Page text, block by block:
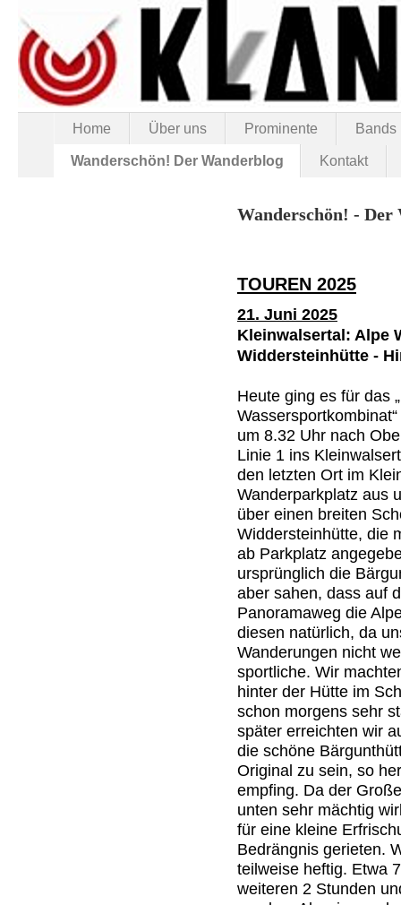
Home Über uns Prominente Bands
Wanderschön! Der Wanderblog Kontakt
Wanderschön! - Der
TOUREN 2025
21. Juni 2025
Kleinwalsertal: Alpe
Widdersteinhütte -
Heute ging es für das
um 8.32 Uhr nach
Linie 1 ins
den letzten Ort im
Wanderparkplatz aus
über einen breiten
Widdersteinhütte, die
ab Parkplatz
ursprünglich die
aber sahen, dass auf
Panoramaweg die
diesen natürlich, da
Wanderungen nicht
sportliche. Wir
hinter der Hütte im
schon morgens sehr
später erreichten wir
die schöne
Original zu sein, so
empfing. Da der
unten sehr mächtig
für eine kleine
Bedrängnis gerieten.
teilweise heftig. Etwa
weiteren 2 Stunden